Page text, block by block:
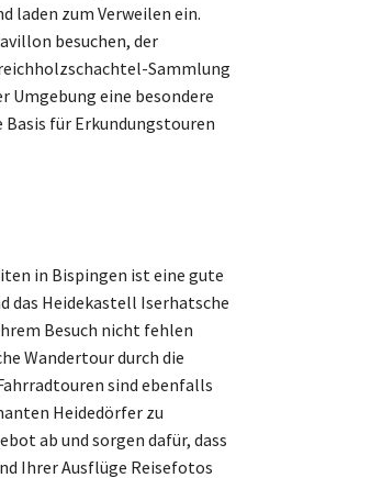
laden zum Verweilen ein.
besuchen, der
Sammlung
Umgebung eine besondere
für Erkundungstouren
in Bispingen ist eine gute
das Heidekastell Iserhatsche
Besuch nicht fehlen
Wandertour durch die
sind ebenfalls
Heidedörfer zu
ab und sorgen dafür, dass
Ihrer Ausflüge Reisefotos